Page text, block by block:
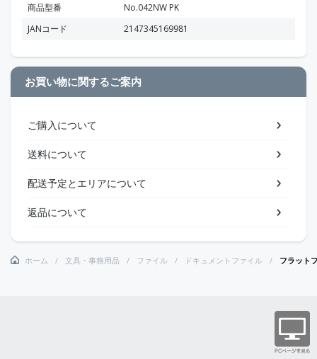
商品型番
No.042NW PK
JANコード
2147345169981
お買い物に関するご案内
ご購入について
送料について
配送予定とエリアについて
返品について
ホーム 文具・事務用品 ファイル ドキュメントファイル フラット